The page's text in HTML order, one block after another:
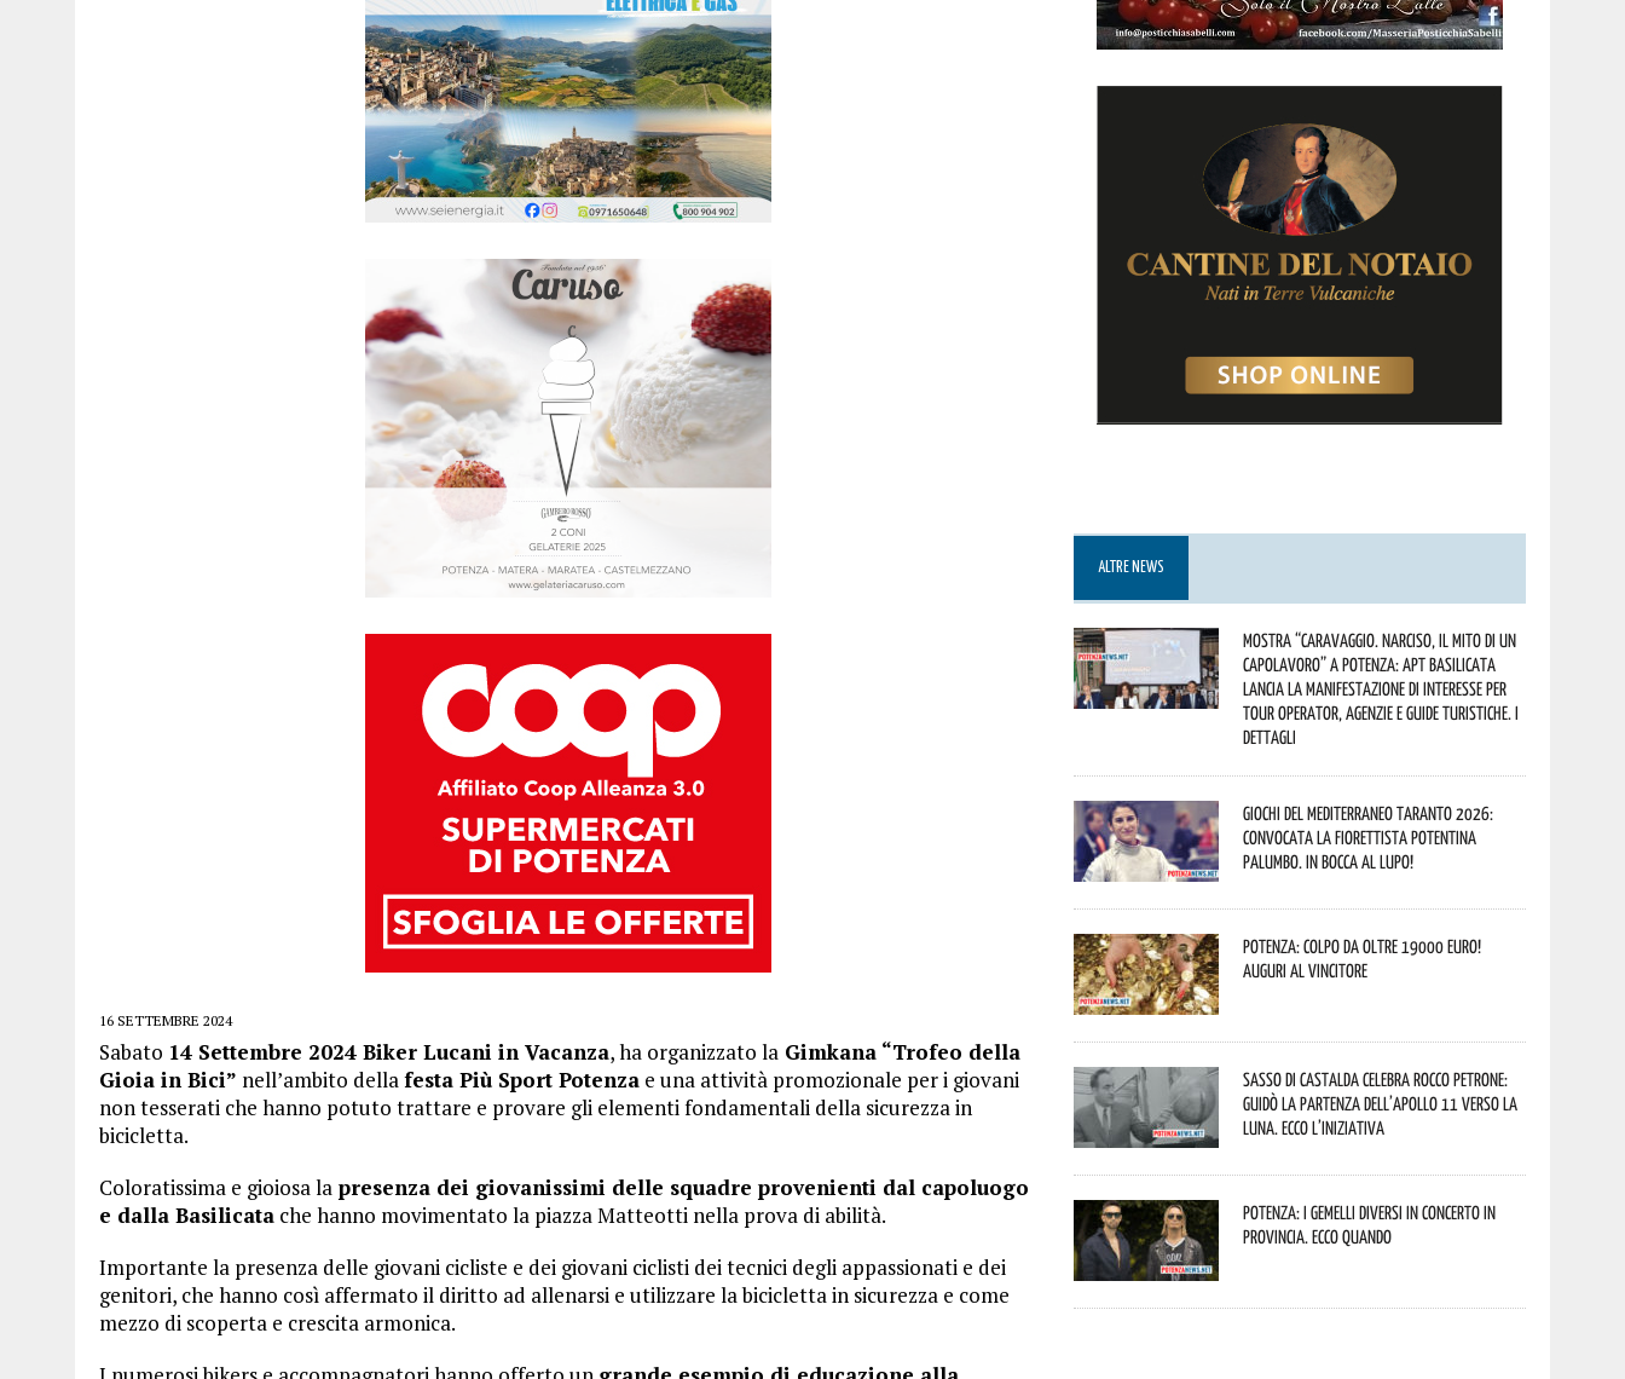
16 SETTEMBRE 2024
Sabato 14 Settembre 2024 Biker Lucani in Vacanza, ha organizzato la Gimkana “Trofeo della
Gioia in Bici” nell’ambito dellafesta Più Sport Potenza e una attività promozionale per i giovani
non tesserati che hanno potuto trattare e provare gli elementi fondamentali della sicurezza in
bicicletta.
Coloratissima e gioiosa la presenza dei giovanissimi delle squadre provenienti dal capoluogo
e dalla Basilicata che hanno movimentato la piazza Matteotti nella prova di abilità.
Importante la presenza delle giovani cicliste e dei giovani ciclisti dei tecnici degli appassionati e dei
genitori, che hanno così affermato il diritto ad allenarsi e utilizzare la bicicletta in sicurezza e come
mezzo di scoperta e crescita armonica.
ALTRE NEWS
Mostra “Caravaggio. Narciso, il mito di un
capolavoro” a Potenza: APT Basilicata
lancia la manifestazione di interesse per
Tour Operator, Agenzie e Guide Turistiche. I
dettagli
Giochi del Mediterraneo Taranto 2026:
convocata la fiorettista potentina
Palumbo. In bocca al lupo!
Potenza: colpo da oltre 19000 Euro!
Auguri al vincitore
Sasso di Castalda celebra Rocco Petrone:
guidò la partenza dell’Apollo 11 verso la
Luna. Ecco l’iniziativa
Potenza: i Gemelli DiVersi in concerto in
provincia. Ecco quando